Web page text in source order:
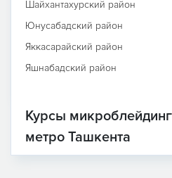
Шайхантахурский район
Юнусабадский район
Яккасарайский район
Яшнабадский район
Курсы
метро Ташкента